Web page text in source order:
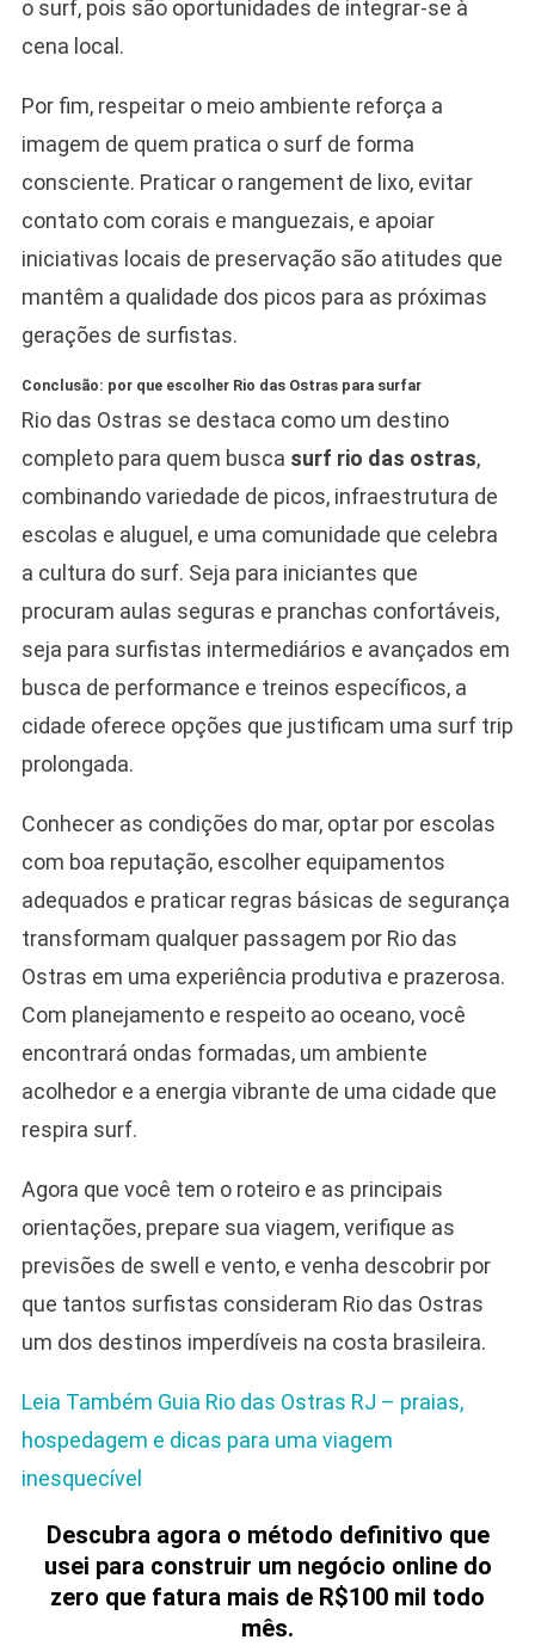
o surf, pois são oportunidades de integrar-se à
cena local.
Por fim, respeitar o meio ambiente reforça a
imagem de quem pratica o surf de forma
consciente. Praticar o rangement de lixo, evitar
contato com corais e manguezais, e apoiar
iniciativas locais de preservação são atitudes que
mantêm a qualidade dos picos para as próximas
gerações de surfistas.
Conclusão: por que escolher Rio das Ostras para surfar
Rio das Ostras se destaca como um destino
completo para quem busca surf rio das ostras,
combinando variedade de picos, infraestrutura de
escolas e aluguel, e uma comunidade que celebra
a cultura do surf. Seja para iniciantes que
procuram aulas seguras e pranchas confortáveis,
seja para surfistas intermediários e avançados em
busca de performance e treinos específicos, a
cidade oferece opções que justificam uma surf trip
prolongada.
Conhecer as condições do mar, optar por escolas
com boa reputação, escolher equipamentos
adequados e praticar regras básicas de segurança
transformam qualquer passagem por Rio das
Ostras em uma experiência produtiva e prazerosa.
Com planejamento e respeito ao oceano, você
encontrará ondas formadas, um ambiente
acolhedor e a energia vibrante de uma cidade que
respira surf.
Agora que você tem o roteiro e as principais
orientações, prepare sua viagem, verifique as
previsões de swell e vento, e venha descobrir por
que tantos surfistas consideram Rio das Ostras
um dos destinos imperdíveis na costa brasileira.
Leia Também Guia Rio das Ostras RJ – praias,
hospedagem e dicas para uma viagem
inesquecível
Descubra agora o método definitivo que
usei para construir um negócio online do
zero que fatura mais de R$100 mil todo
mês.